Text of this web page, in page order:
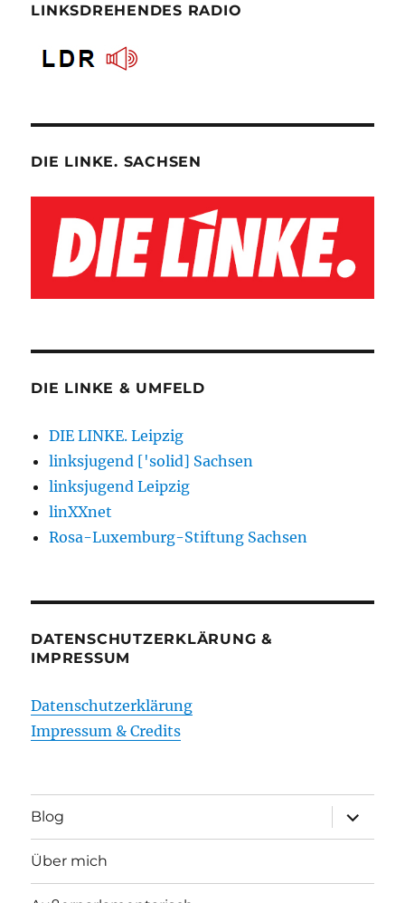
LINKSDREHENDES RADIO
DIE LINKE. SACHSEN
DIE LINKE & UMFELD
DIE LINKE. Leipzig
linksjugend ['solid] Sachsen
linksjugend Leipzig
linXXnet
Rosa-Luxemburg-Stiftung Sachsen
DATENSCHUTZERKLÄRUNG &
IMPRESSUM
Datenschutzerklärung
Impressum & Credits
Blog
öffnen
Über mich